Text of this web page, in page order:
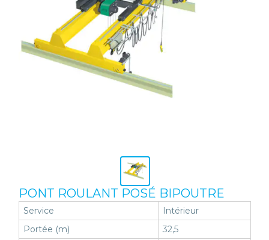
PONT ROULANT POSÉ BIPOUTRE
Service
Intérieur
Portée (m)
32,5